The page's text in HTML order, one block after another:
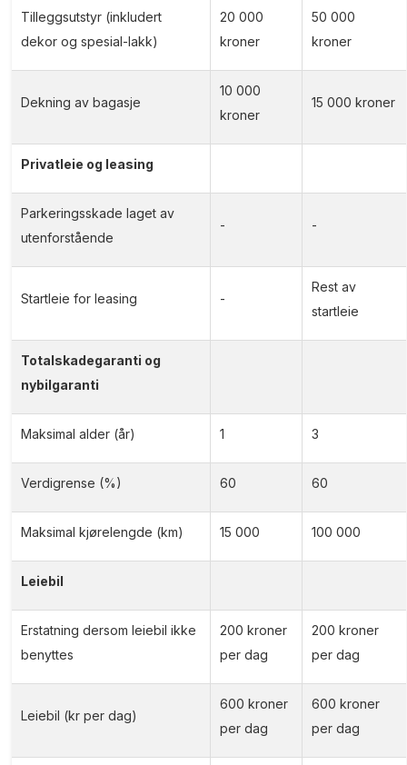
Tilleggsutstyr (inkludert
dekor og spesial-lakk)
20 000
kroner
50 000
kroner
Dekning av bagasje
10 000
kroner
15 000 kroner
Privatleie og leasing
Parkeringsskade laget av
utenforstående
- -
Startleie for leasing -
Rest av
startleie
Totalskadegaranti og
nybilgaranti
Maksimal alder (år) 1 3
Verdigrense (%) 60 60
Maksimal kjørelengde (km) 15 000 100 000
Leiebil
Erstatning dersom leiebil ikke
benyttes
200 kroner
per dag
200 kroner
per dag
Leiebil (kr per dag)
600 kroner
per dag
600 kroner
per dag